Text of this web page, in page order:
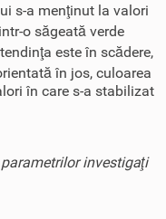
s-a menţinut la valori
o săgeată verde
este în scădere,
în jos, culoarea
în care s-a stabilizat
parametrilor investigaţi